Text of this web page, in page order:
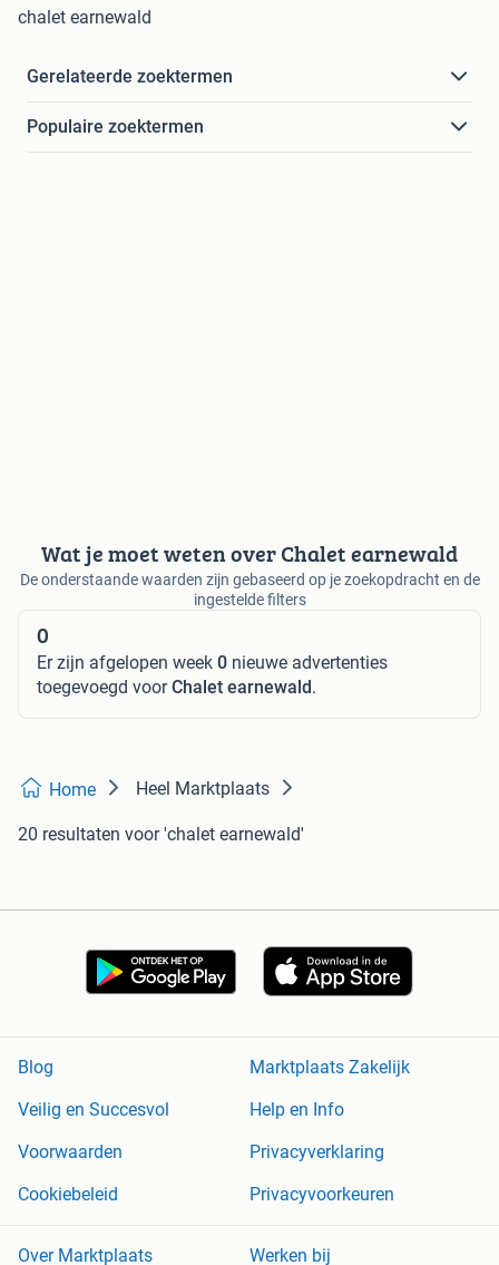
chalet earnewald
Gerelateerde zoektermen
Populaire zoektermen
Wat je moet weten over Chalet earnewald
De onderstaande waarden zijn gebaseerd op je zoekopdracht en de
ingestelde filters
0
Er zijn afgelopen week 0 nieuwe advertenties
toegevoegd voorChalet earnewald.
Home Heel Marktplaats
20 resultaten voor 'chalet earnewald'
Blog
Marktplaats Zakelijk
Veilig en Succesvol
Help en Info
Voorwaarden
Privacyverklaring
Cookiebeleid
Privacyvoorkeuren
Over Marktplaats Werken bij